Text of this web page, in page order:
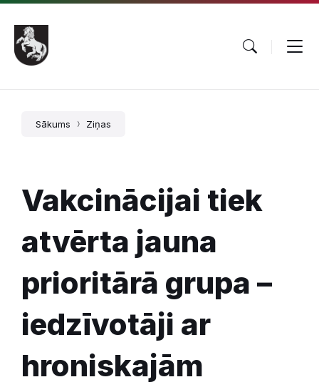
Pāriet
saturu
Skip
main
navigation
Skip
footer
Sākums Ziņas
Vakcinācijai tiek
atvērta jauna
prioritārā grupa –
iedzīvotāji ar
hroniskajām